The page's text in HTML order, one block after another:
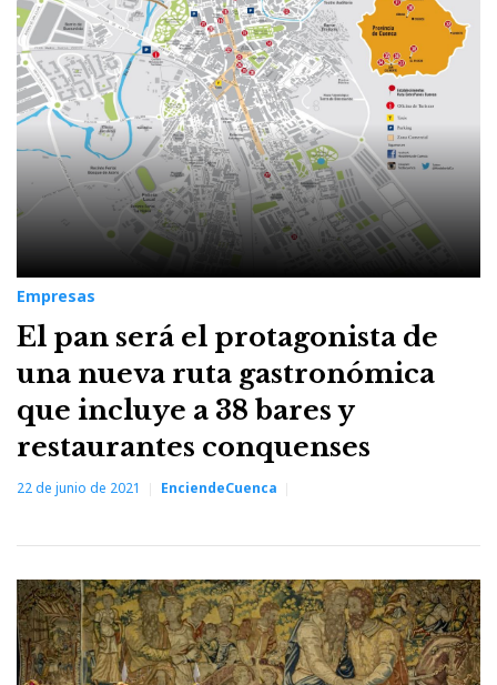
Empresas
El pan será el protagonista de
una nueva ruta gastronómica
que incluye a 38 bares y
restaurantes conquenses
22 de junio de 2021 EnciendeCuenca